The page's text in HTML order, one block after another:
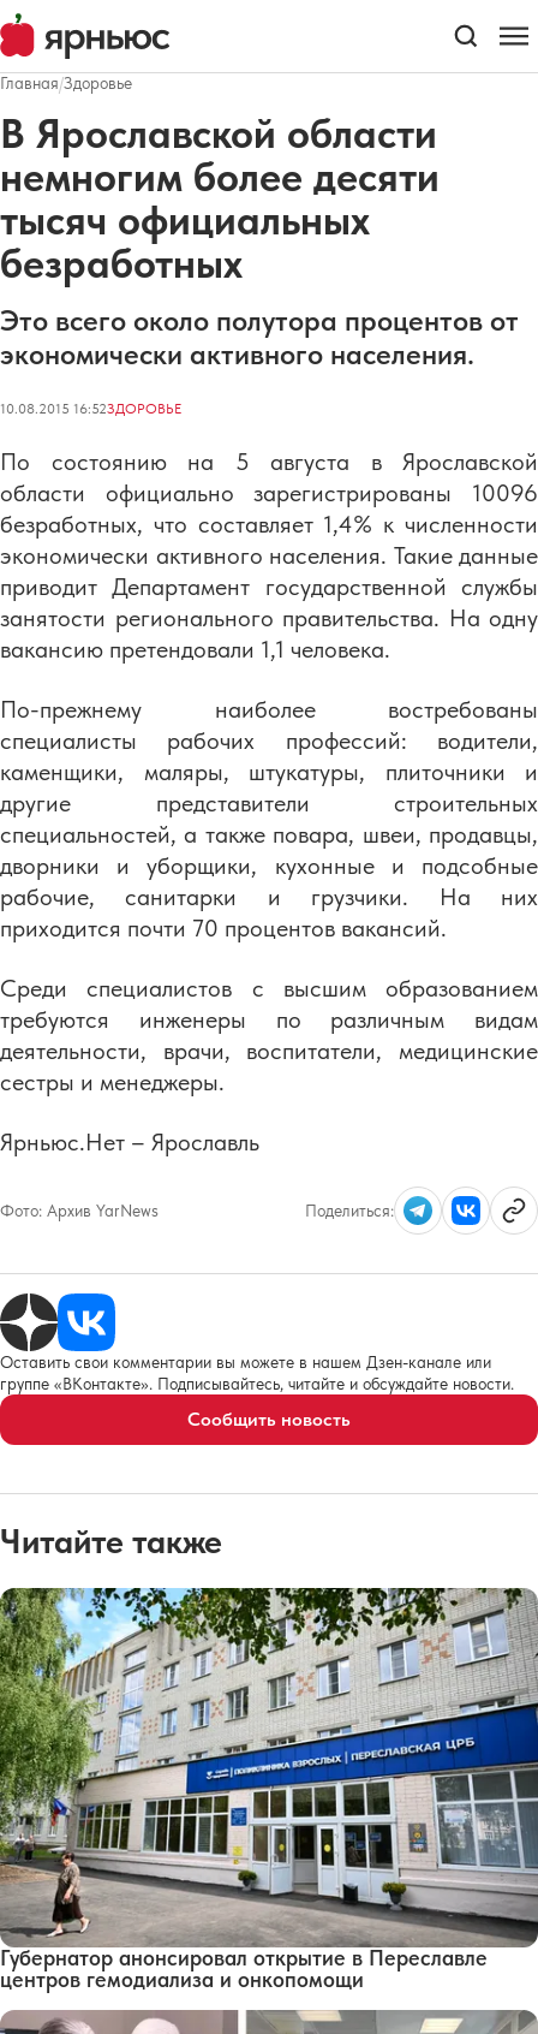
Главная/Здоровье
В Ярославской области
немногим более десяти
тысяч официальных
безработных
Это всего около полутора процентов от
экономически активного населения.
10.08.2015 16:52ЗДОРОВЬЕ
По состоянию на 5 августа в Ярославской
области официально зарегистрированы 10096
безработных, что составляет 1,4% к численности
экономически активного населения. Такие данные
приводит Департамент государственной службы
занятости регионального правительства. На одну
вакансию претендовали 1,1 человека.
По-прежнему наиболее востребованы
специалисты рабочих профессий: водители,
каменщики, маляры, штукатуры, плиточники и
другие представители строительных
специальностей, а также повара, швеи, продавцы,
дворники и уборщики, кухонные и подсобные
рабочие, санитарки и грузчики. На них
приходится почти 70 процентов вакансий.
Среди специалистов с высшим образованием
требуются инженеры по различным видам
деятельности, врачи, воспитатели, медицинские
сестры и менеджеры.
Ярньюс.Нет – Ярославль
Фото: Архив YarNews Поделиться:
Оставить свои комментарии вы можете в нашем Дзен-канале или
группе «ВКонтакте». Подписывайтесь, читайте и обсуждайте новости.
Сообщить новость
Читайте также
Губернатор анонсировал открытие в Переславле
центров гемодиализа и онкопомощи